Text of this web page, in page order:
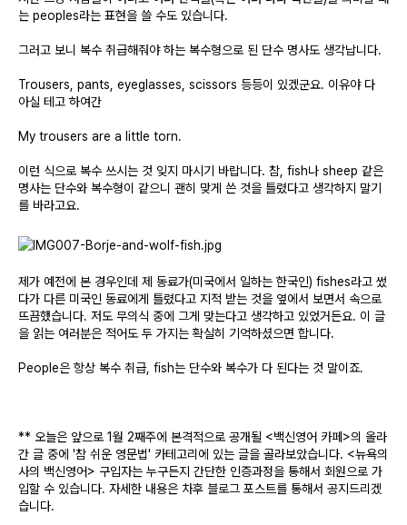
는 peoples라는 표현을 쓸 수도 있습니다.
그러고 보니 복수 취급해줘야 하는 복수형으로 된 단수 명사도 생각납니다.
Trousers, pants, eyeglasses, scissors 등등이 있겠군요. 이유야 다
아실 테고 하여간
My trousers are a little torn.
이런 식으로 복수 쓰시는 것 잊지 마시기 바랍니다. 참 , fish나 sheep 같은
명사는 단수와 복수형이 같으니 괜히 맞게 쓴 것을 틀렸다고 생각하지 말기
를 바라고요.
제가 예전에 본 경우인데 제 동료가(미국에서 일하는 한국인) fishes라고 썼
다가 다른 미국인 동료에게 틀렸다고 지적 받는 것을 옆에서 보면서 속으로
뜨끔했습니다. 저도 무의식 중에 그게 맞는다고 생각하고 있었거든요. 이 글
을 읽는 여러분은 적어도 두 가지는 확실히 기억하셨으면 합니다.
People은 항상 복수 취급 , fish는 단수와 복수가 다 된다는 것 말이죠.
** 오늘은 앞으로 1월 2째주에 본격적으로 공개될 <백신영어 카페>의 올라
간 글 중에 '참 쉬운 영문법' 카테고리에 있는 글을 골라보았습니다. <뉴욕의
사의 백신영어> 구입자는 누구든지 간단한 인증과정을 통해서 회원으로 가
입할 수 있습니다. 자세한 내용은 차후 블로그 포스트를 통해서 공지드리겠
습니다.